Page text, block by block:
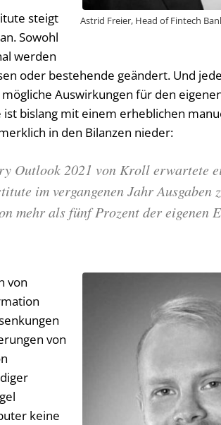
Astrid Freier, Head of Fintech
steigt
Sowohl
werden
oder bestehende geändert. Und
Auswirkungen für den
bislang mit einem erheblichen
in den Bilanzen nieder:
Outlook 2021 von Kroll erwartete
im vergangenen Jahr Ausgaben
mehr als fünf Prozent der eigenen
von
von
keine